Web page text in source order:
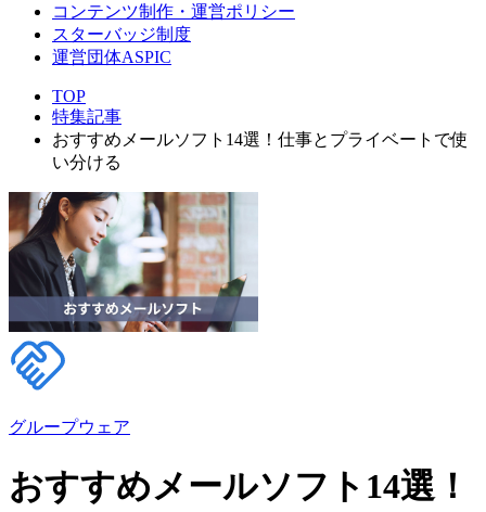
コンテンツ制作・運営ポリシー
スターバッジ制度
運営団体ASPIC
TOP
特集記事
おすすめメールソフト14選！仕事とプライベートで使
い分ける
グループウェア
おすすめメールソフト14選！